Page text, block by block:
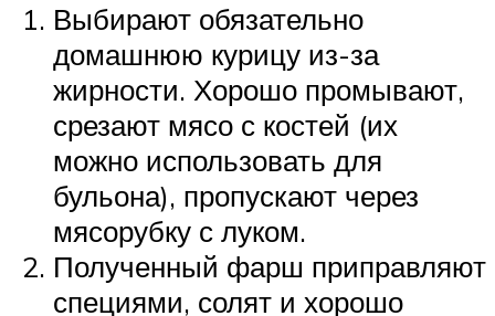
Выбирают обязательно
домашнюю курицу из-за
жирности. Хорошо промывают,
срезают мясо с костей (их
можно использовать для
бульона), пропускают через
мясорубку с луком.
Полученный фарш приправляют
специями, солят и хорошо